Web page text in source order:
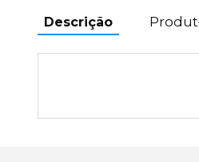
Descrição